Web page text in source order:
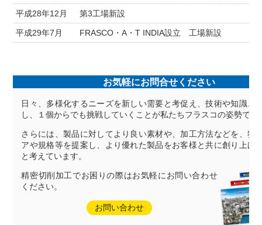
平成28年12月 第3工場新設
平成29年7月 FRASCO・A・T INDIA設立 工場新設
お気軽にお問合せください
日々、多様化するニーズを新しい需要と考促え、技術や知識、
し、１個からでも挑戦していくことが私たちフラスコの姿勢です
さらには、製品に対してより良い素材や、加工方法などを、独
アや規格等を提案し、より優れた製品をお客様と共に創り上げ
と考えています。
精密切削加工でお困りの際はお気軽にお問い合わせ
ください。
お問い合わせ